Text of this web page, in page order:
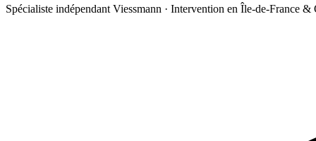
Spécialiste indépendant Viessmann · Intervention en Île-de-France &